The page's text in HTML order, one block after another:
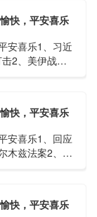
快，平安喜乐
安喜乐1、习近
2、美伊战争
快，平安喜乐
安喜乐1、回应
木兹法案2、全
快，平安喜乐